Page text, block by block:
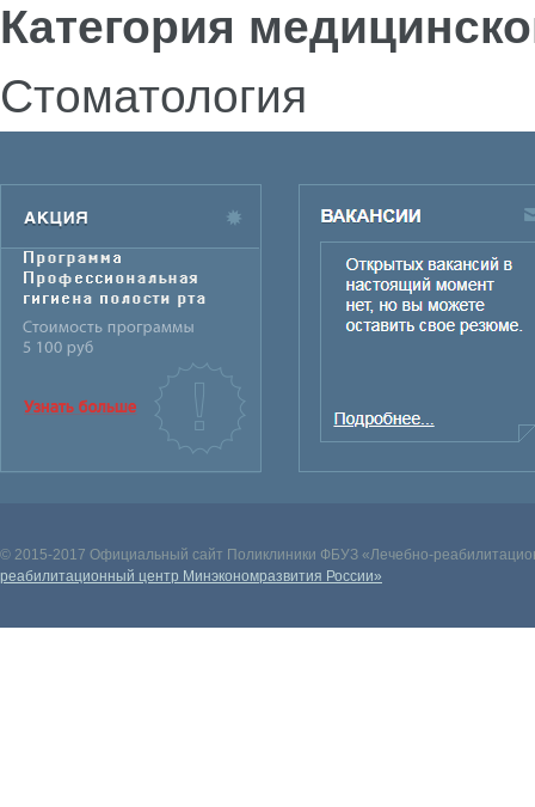
Категория
Стоматология
© 2015-2017 Официальный сайт Поликлиники ФБУЗ «Лечебно-
реабилитационный центр Минэкономразвития России»